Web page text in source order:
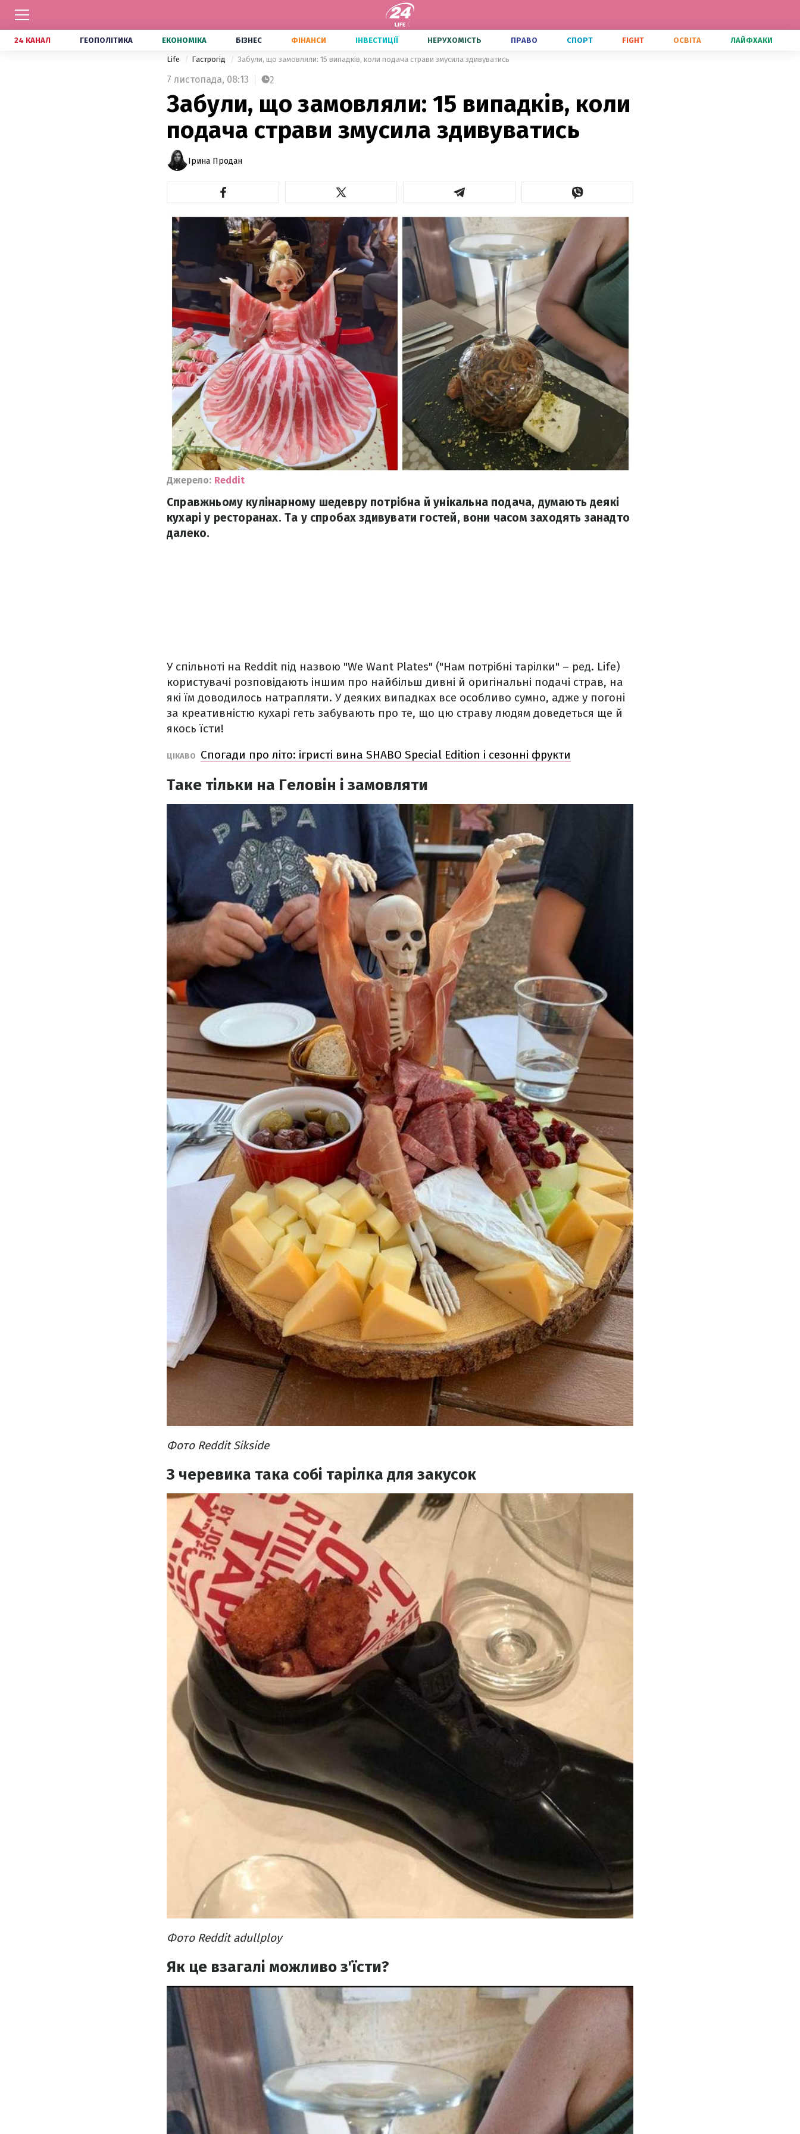
24 КАНАЛ ГЕОПОЛІТИКА ЕКОНОМІКА БІЗНЕС ФІНАНСИ ІНВЕСТИЦІЇ НЕРУХОМІСТЬ ПРАВО СПОРТ FIGHT ОСВІТА ЛАЙФХАКИ
Life Гастрогід Забули, що замовляли: 15 випадків, коли подача страви змусила здивуватись
7 листопада, 08:13 2
Забули, що замовляли: 15 випадків, коли
подача страви змусила здивуватись
Ірина Продан
Джерело: Reddit
Справжньому кулінарному шедевру потрібна й унікальна подача, думають деякі
кухарі у ресторанах. Та у спробах здивувати гостей, вони часом заходять занадто
далеко.
У спільноті на Reddit під назвою "We Want Plates" ("Нам потрібні тарілки" – ред. Life)
користувачі розповідають іншим про найбільш дивні й оригінальні подачі страв, на
які їм доводилось натрапляти. У деяких випадках все особливо сумно, адже у погоні
за креативністю кухарі геть забувають про те, що цю страву людям доведеться ще й
якось їсти!
ЦІКАВО Спогади про літо: ігристі вина SHABO Special Edition і сезонні фрукти
Таке тільки на Геловін і замовляти
Фото Reddit Sikside
З черевика така собі тарілка для закусок
Фото Reddit adullploy
Як це взагалі можливо з'їсти?